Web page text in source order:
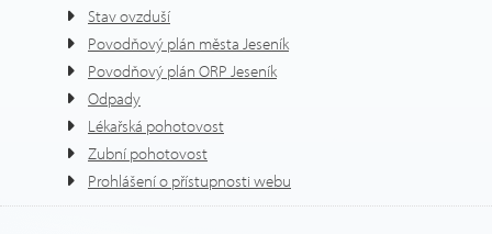
Stav ovzduší
Povodňový plán města Jeseník
Povodňový plán ORP Jeseník
Odpady
Lékařská pohotovost
Zubní pohotovost
Prohlášení o přístupnosti webu